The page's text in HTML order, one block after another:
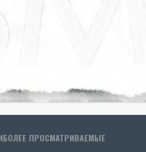
ПРОСМАТРИВАЕМЫЕ